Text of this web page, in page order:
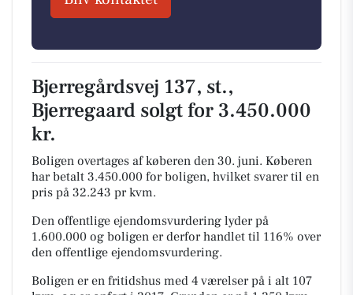
Bjerregårdsvej 137, st.,
Bjerregaard solgt for 3.450.000
kr.
Boligen overtages af køberen den 30. juni. Køberen
har betalt 3.450.000 for boligen, hvilket svarer til en
pris på 32.243 pr kvm.
Den offentlige ejendomsvurdering lyder på
1.600.000 og boligen er derfor handlet til 116% over
den offentlige ejendomsvurdering.
Boligen er en fritidshus med 4 værelser på i alt 107